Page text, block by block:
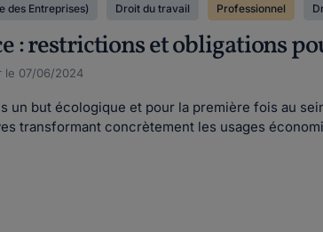
des Entreprises) Droit du travail Professionnel
: restrictions et obligations
le 07/06/2024
un but écologique et pour la première fois au
transformant concrètement les usages